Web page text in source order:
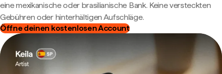
eine mexikanische oder brasilianische Bank. Keine versteckten
Gebühren oder hinterhältigen Aufschläge.
Öffne deinen kostenlosen Account